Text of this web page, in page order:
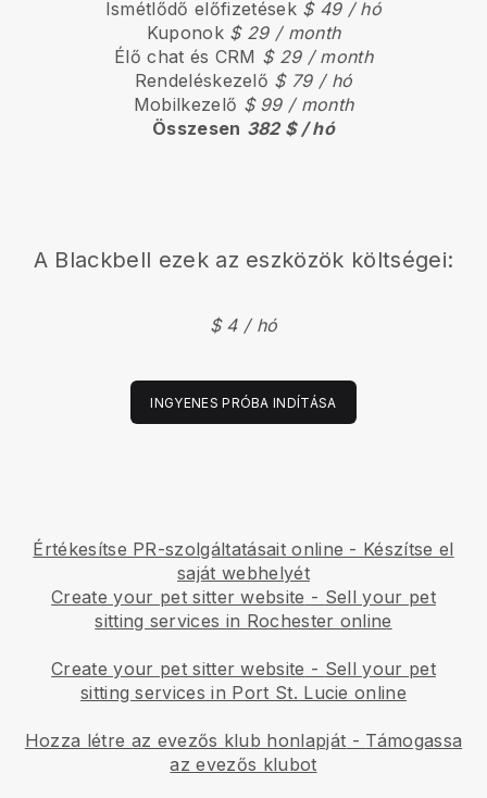
Ismétlődő előfizetések $ 49 / hó
Kuponok $ 29 / month
Élő chat és CRM $ 29 / month
Rendeléskezelő $ 79 / hó
Mobilkezelő $ 99 / month
Összesen 382 $ / hó
A Blackbell ezek az eszközök költségei:
$ 4 / hó
INGYENES PRÓBA INDÍTÁSA
Értékesítse PR-szolgáltatásait online - Készítse el
saját webhelyét
Create your pet sitter website - Sell your pet
sitting services in Rochester online
Create your pet sitter website - Sell your pet
sitting services in Port St. Lucie online
Hozza létre az evezős klub honlapját - Támogassa
az evezős klubot